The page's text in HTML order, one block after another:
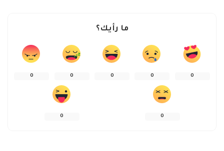
ما رأيك؟
0
0
0
0
0
0
0